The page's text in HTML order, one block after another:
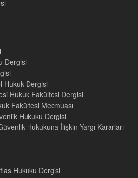
Dergisi
Hukuk Dergisi
Hukuk Fakültesi Dergisi
Fakültesi Mecmuası
Hukuku Dergisi
Hukukuna İlişkin Yargı Kararları
Hukuku Dergisi